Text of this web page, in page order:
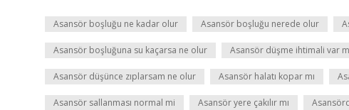
Asansör boşluğu ne kadar olur Asansör boşluğu nerede olur
Asansör boşluğuna su kaçarsa ne olur Asansör düşme ihtimali var
Asansör düşünce zıplarsam ne olur Asansör halatı kopar mı
Asansör sallanması normal mi Asansör yere çakılır mı